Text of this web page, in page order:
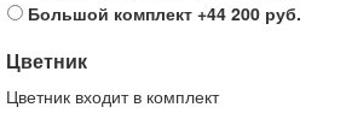
Большой комплект +44 200 руб.
Цветник
Цветник входит в комплект